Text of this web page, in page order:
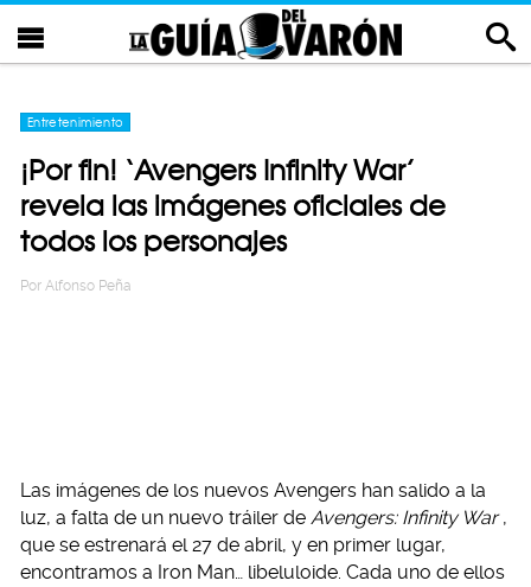
Entretenimiento
¡Por fin! ‘Avengers Infinity War’
revela las imágenes oficiales de
todos los personajes
Por Alfonso Peña
Las imágenes de los nuevos Avengers han salido a la
luz, a falta de un nuevo tráiler de Avengers: Infinity War ,
que se estrenará el 27 de abril, y en primer lugar,
encontramos a Iron Man… libeluloide. Cada uno de ellos